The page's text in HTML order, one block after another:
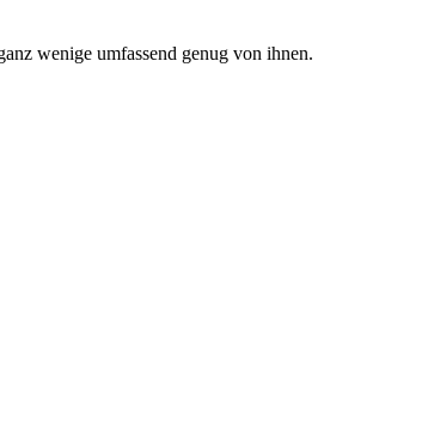
wenige umfassend genug von ihnen.